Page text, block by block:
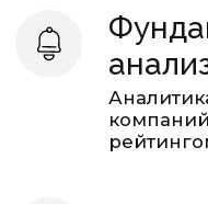
обоснование от
(глубокий
Общий чат с
и
Живое